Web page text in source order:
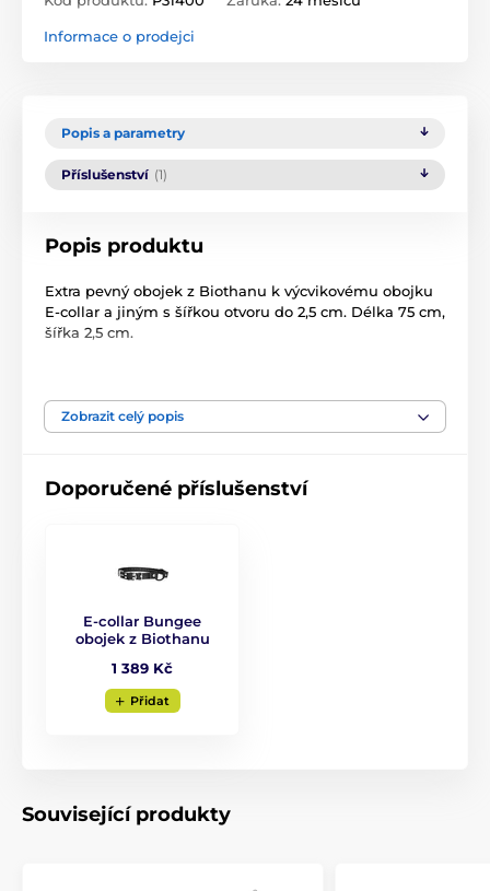
Informace o prodejci
Popis a parametry
Příslušenství (1)
Popis produktu
Extra pevný obojek z Biothanu k výcvikovému obojku
E-collar a jiným s šířkou otvoru do 2,5 cm. Délka 75 cm,
šířka 2,5 cm.
ilustrativní charakter.
Produkt je zařazen v kategoriích
Náhradní obojky k přijímačům
Zobrazit celý popis
Doporučené příslušenství
E-collar Bungee
obojek z Biothanu
1 389 Kč
Přidat
Související produkty